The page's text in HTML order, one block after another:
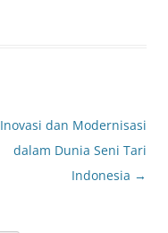
Inovasi dan Modernisasi
dalam Dunia Seni Tari
Indonesia →